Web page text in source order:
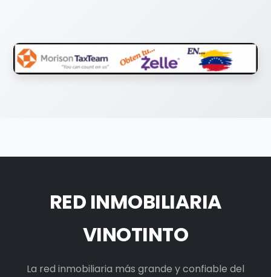
RED INMOBILIARIA
VINOTINTO
La red inmobiliaria más grande y confiable del